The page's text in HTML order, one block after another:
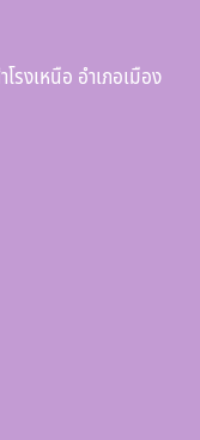
รงเหนือ อำเภอเมือง